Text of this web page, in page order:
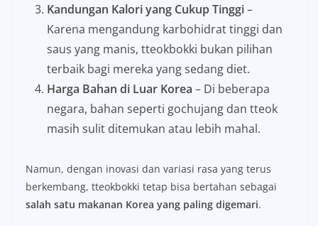
Kandungan Kalori yang Cukup Tinggi–
Karena mengandung karbohidrat tinggi dan
saus yang manis, tteokbokki bukan pilihan
terbaik bagi mereka yang sedang diet.
Harga Bahan di Luar Korea – Di beberapa
negara, bahan seperti gochujang dan tteok
masih sulit ditemukan atau lebih mahal.
Namun, dengan inovasi dan variasi rasa yang terus
berkembang, tteokbokki tetap bisa bertahan sebagai
salah satu makanan Korea yang paling digemari.